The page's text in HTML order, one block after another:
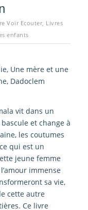
Voir Ecouter, Livres
enfants
Une mère et une
Dadoclem
vit dans un
et change à
les coutumes
qui est un
jeune femme
immense
sa vie,
cette autre
Ce livre